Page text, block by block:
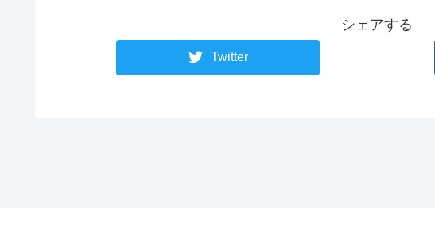
シェアする
Twitter